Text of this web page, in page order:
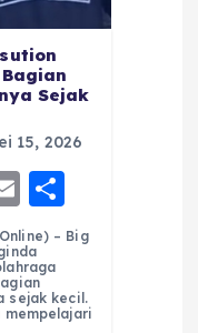
Sejak
15, 2026
E
m
ai
l
h
re
– Big
sejak kecil.
mempelajari